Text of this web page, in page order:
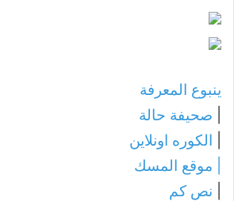
ينبوع المعرفة
صحيفة حالة
الكوره اونلاين
موقع المسك
نص كم